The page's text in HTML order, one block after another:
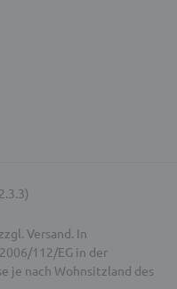
Versand. In
112/EG in der
je nach Wohnsitzland des